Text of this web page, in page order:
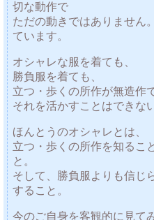
切な動作で
ただの動きではありません
ています。
オシャレな服を着ても、
勝負服を着ても、
立つ・歩くの所作が無造作
それを活かすことはできな
ほんとうのオシャレとは、
立つ・歩くの所作を知るこ
と。
そして、勝負服よりも信じ
すること。
今のご自身を客観的に見て